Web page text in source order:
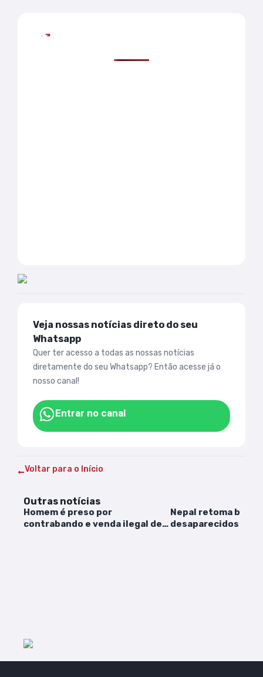
Veja nossas notícias direto do seu
Whatsapp
Quer ter acesso a todas as nossas notícias
diretamente do seu Whatsapp? Então acesse já o
nosso canal!
Entrar no canal
Voltar para o Início
Outras notícias
Homem é preso por
contrabando e venda ilegal de
Nepal retoma
desaparecidos